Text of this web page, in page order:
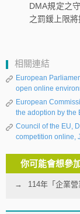
DMA規定之
之罰鍰上限
相關連結
European
open online
European
the adoption by the
Council of the EU,
competition online,
你可能會想參
114年「企業